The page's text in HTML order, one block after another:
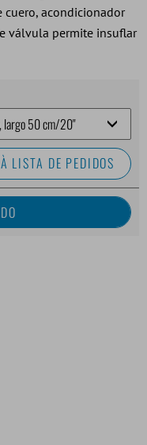
acondicionador
válvula permite insuflar
LISTA DE PEDIDOS